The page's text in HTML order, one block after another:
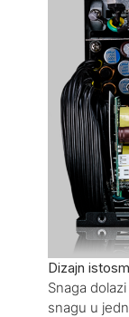
Dizajn
Snaga
snagu u